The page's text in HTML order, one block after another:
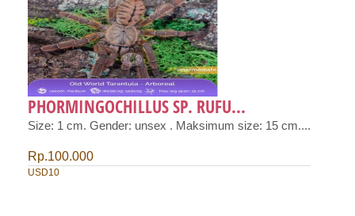
PHORMINGOCHILLUS SP. RUFU...
Size: 1 cm. Gender: unsex . Maksimum size: 15 cm....
Rp.100.000
USD10